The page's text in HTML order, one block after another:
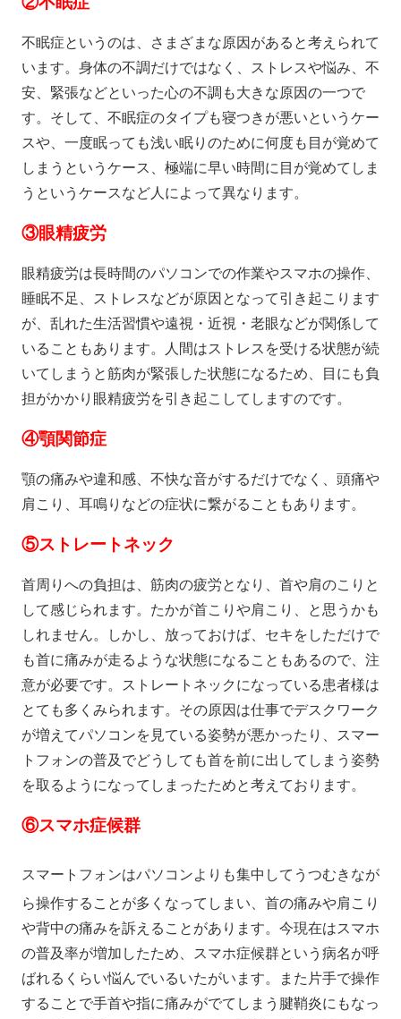
不眠症というのは、さまざまな原因があると考えられて
います。身体の不調だけではなく、ストレスや悩み、不
安、緊張などといった心の不調も大きな原因の一つで
す。そして、不眠症のタイプも寝つきが悪いというケー
スや、一度眠っても浅い眠りのために何度も目が覚めて
しまうというケース、極端に早い時間に目が覚めてしま
うというケースなど人によって異なります。
③眼精疲労
眼精疲労は長時間のパソコンでの作業やスマホの操作、
睡眠不足、ストレスなどが原因となって引き起こります
が、乱れた生活習慣や遠視・近視・老眼などが関係して
いることもあります。人間はストレスを受ける状態が続
いてしまうと筋肉が緊張した状態になるため、目にも負
担がかかり眼精疲労を引き起こしてしますのです。
④顎関節症
顎の痛みや違和感、不快な音がするだけでなく、頭痛や
肩こり、耳鳴りなどの症状に繋がることもあります。
⑤ストレートネック
首周りへの負担は、筋肉の疲労となり、首や肩のこりと
して感じられます。たかが首こりや肩こり、と思うかも
しれません。しかし、放っておけば、セキをしただけで
も首に痛みが走るような状態になることもあるので、注
意が必要です。ストレートネックになっている患者様は
とても多くみられます。その原因は仕事でデスクワーク
が増えてパソコンを見ている姿勢が悪かったり、スマー
トフォンの普及でどうしても首を前に出してしまう姿勢
を取るようになってしまったためと考えております。
⑥スマホ症候群
スマートフォンはパソコンよりも集中してうつむきなが
ら操作することが多くなってしまい、首の痛みや肩こり
や背中の痛みを訴えることがあります。今現在はスマホ
の普及率が増加したため、スマホ症候群という病名が呼
ばれるくらい悩んでいるいたがいます。また片手で操作
することで手首や指に痛みがでてしまう腱鞘炎にもなっ